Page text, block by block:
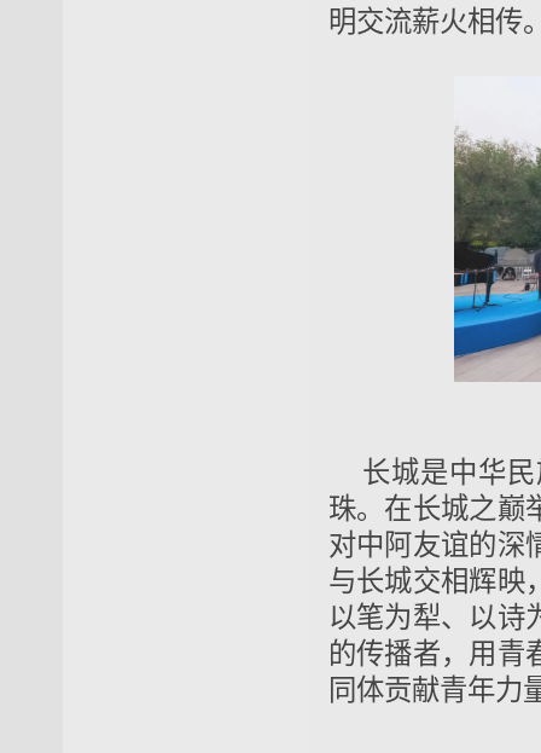
明交流薪火相传
长城是中华
珠。在长城之巅
对中阿友谊的深
与长城交相辉映
以笔为犁、以诗
的传播者，用青
同体贡献青年力